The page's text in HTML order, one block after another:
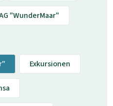
"WunderMaar"
Exkursionen